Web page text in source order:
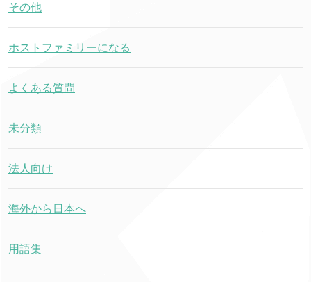
その他
ホストファミリーになる
よくある質問
未分類
法人向け
海外から日本へ
用語集